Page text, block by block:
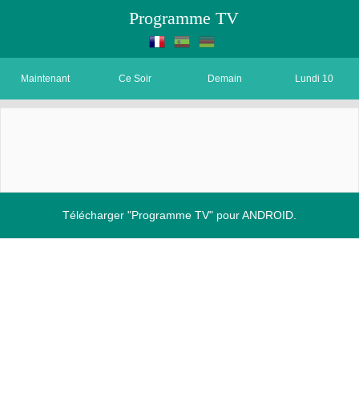
Programme TV
Maintenant Ce Soir Demain Lundi 10
Télécharger "Programme TV" pour ANDROID.